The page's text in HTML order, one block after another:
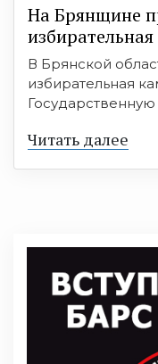
На Брянщине
В Брянской
избирательная
Государственную
Читать далее